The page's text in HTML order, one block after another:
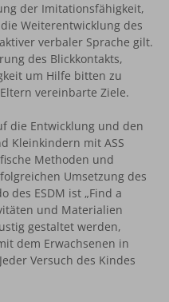
der Imitationsfähigkeit,
Weiterentwicklung des
verbaler Sprache gilt.
des Blickkontakts,
um Hilfe bitten zu
vereinbarte Ziele.
die Entwicklung und den
Kleinkindern mit ASS
Methoden und
Umsetzung des
des ESDM ist „Find a
und Materialien
gestaltet werden,
dem Erwachsenen in
Versuch des Kindes